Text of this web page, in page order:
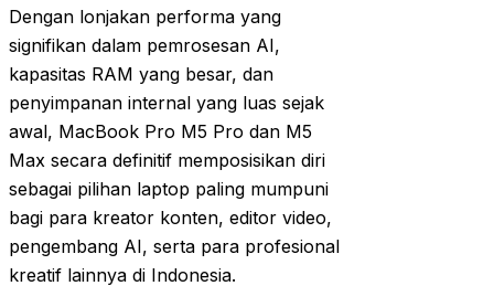
Dengan lonjakan performa yang
signifikan dalam pemrosesan AI,
kapasitas RAM yang besar, dan
penyimpanan internal yang luas sejak
awal, MacBook Pro M5 Pro dan M5
Max secara definitif memposisikan diri
sebagai pilihan laptop paling mumpuni
bagi para kreator konten, editor video,
pengembang AI, serta para profesional
kreatif lainnya di Indonesia.